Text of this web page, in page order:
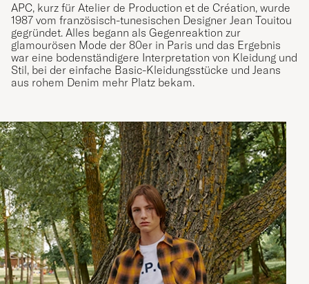
APC, kurz für Atelier de Production et de Création, wurde
1987 vom französisch-tunesischen Designer Jean Touitou
gegründet. Alles begann als Gegenreaktion zur
glamourösen Mode der 80er in Paris und das Ergebnis
war eine bodenständigere Interpretation von Kleidung und
Stil, bei der einfache Basic-Kleidungsstücke und Jeans
aus rohem Denim mehr Platz bekam.